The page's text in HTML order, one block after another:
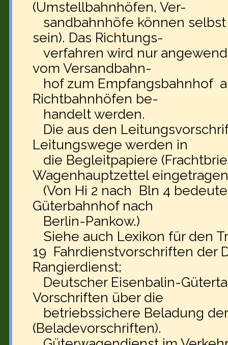
(Umstellbahnhöfen, Ver-
sandbahnhöfe können
sein). Das Richtungs-
verfahren wird nur
vom Versandbahn-
hof zum Empfangsbahnhof
Richtbahnhöfen be-
handelt werden.
Die aus den
Leitungswege werden in
die Begleitpapiere
Wagenhauptzettel
(Von Hi 2 nach Bln 4
Güterbahnhof nach
Berlin-Pankow.)
Siehe auch Lexikon für den
19 Fahrdienstvorschriften der
Rangierdienst;
Deutscher Eisenbalin-
Vorschriften über die
betriebssichere Beladung
(Beladevorschriften).